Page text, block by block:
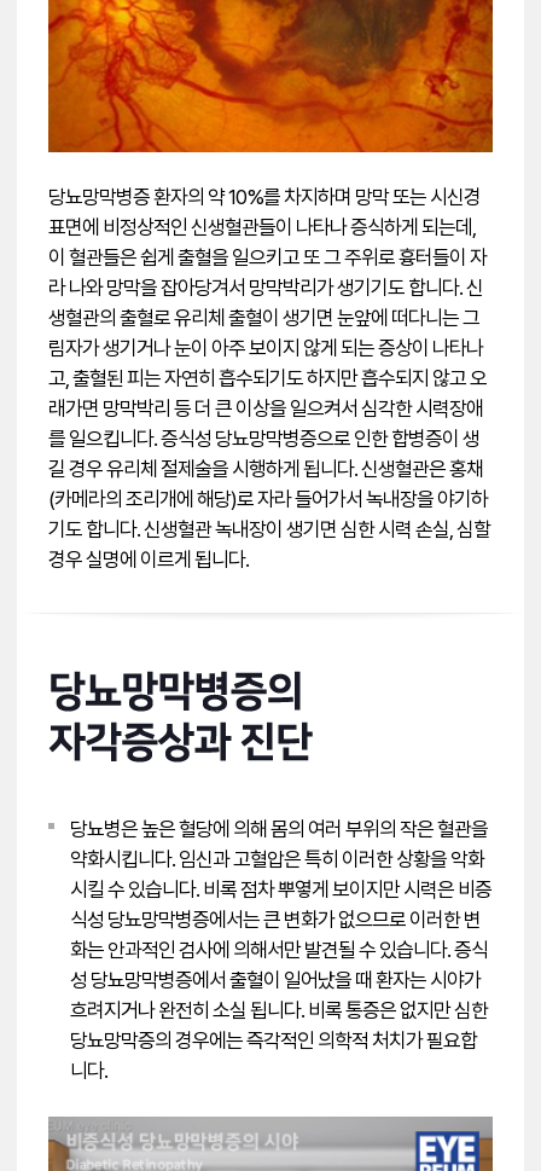
당뇨망막병증 환자의 약 10%를 차지하며 망막 또는 시신경
표면에 비정상적인 신생혈관들이 나타나 증식하게 되는데,
이 혈관들은 쉽게 출혈을 일으키고 또 그 주위로 흉터들이 자
라 나와 망막을 잡아당겨서 망막박리가 생기기도 합니다. 신
생혈관의 출혈로 유리체 출혈이 생기면 눈앞에 떠다니는 그
림자가 생기거나 눈이 아주 보이지 않게 되는 증상이 나타나
고, 출혈된 피는 자연히 흡수되기도 하지만 흡수되지 않고 오
래가면 망막박리 등 더 큰 이상을 일으켜서 심각한 시력장애
를 일으킵니다. 증식성 당뇨망막병증으로 인한 합병증이 생
길 경우 유리체 절제술을 시행하게 됩니다. 신생혈관은 홍채
(카메라의 조리개에 해당)로 자라 들어가서 녹내장을 야기하
기도 합니다. 신생혈관 녹내장이 생기면 심한 시력 손실, 심할
경우 실명에 이르게 됩니다.
당뇨병은 높은 혈당에 의해 몸의 여러 부위의 작은 혈관을
약화시킵니다. 임신과 고혈압은 특히 이러한 상황을 악화
시킬 수 있습니다. 비록 점차 뿌옇게 보이지만 시력은 비증
식성 당뇨망막병증에서는 큰 변화가 없으므로 이러한 변
화는 안과적인 검사에 의해서만 발견될 수 있습니다. 증식
성 당뇨망막병증에서 출혈이 일어났을 때 환자는 시야가
흐려지거나 완전히 소실 됩니다. 비록 통증은 없지만 심한
당뇨망막증의 경우에는 즉각적인 의학적 처치가 필요합
니다.